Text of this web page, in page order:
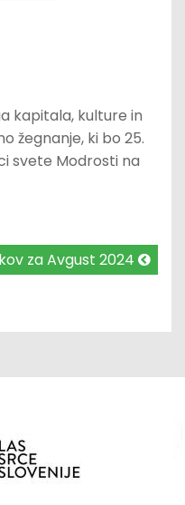
kapitala, kulture in
žegnanje, ki bo 25.
svete Modrosti na
za Avgust 2024